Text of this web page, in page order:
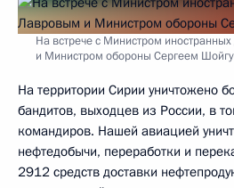
На встрече с Министром
и Министром обороны Сергеем
На территории Сирии уничтожено
бандитов, выходцев из России, в
командиров. Нашей авиацией
нефтедобычи, переработки и
2912 средств доставки